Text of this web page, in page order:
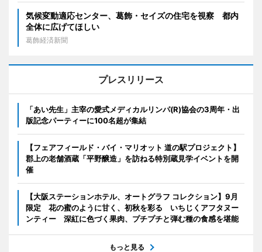
気候変動適応センター、葛飾・セイズの住宅を視察 都内
全体に広げてほしい
葛飾経済新聞
プレスリリース
「あい先生」主宰の愛式メディカルリンパ(R)協会の3周年・出
版記念パーティーに100名超が集結
【フェアフィールド・バイ・マリオット 道の駅プロジェクト】
郡上の老舗酒蔵「平野醸造」を訪ねる特別蔵見学イベントを開
催
【大阪ステーションホテル、オートグラフ コレクション】9月
限定 花の蜜のように甘く、初秋を彩る いちじくアフタヌー
ンティー 深紅に色づく果肉、プチプチと弾む種の食感を堪能
もっと見る